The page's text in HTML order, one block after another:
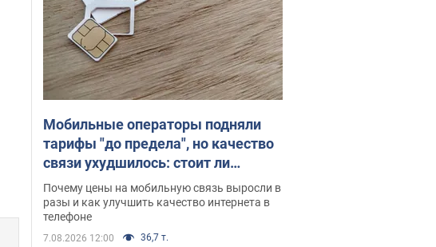
Мобильные операторы подняли
тарифы "до предела", но качество
связи ухудшилось: стоит ли
жаловаться на цены
Почему цены на мобильную связь выросли в
разы и как улучшить качество интернета в
телефоне
7.08.2026 12:00 36,7 т.